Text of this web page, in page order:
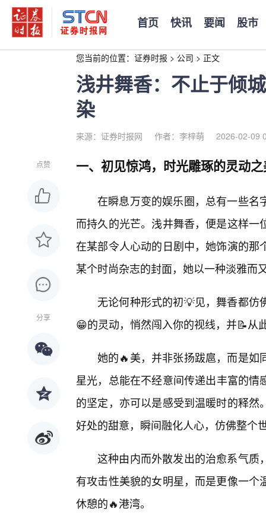
首页 快讯 要闻 股市
您当前的位置： 证券时报 > 公司 > 正文
浅井舞香：不止于倾
染
来源：证券时报网 作者：李梓萌 2026-02-09
点赞
分享
一、初见惊鸿，时光雕琢的灵动
在瞬息万变的娱乐圈，总有一些名
而持久的光芒。浅井舞香，便是这样
在某部令人心动的日剧中，她饰演的
某个时尚杂志的封面，她以一种淡雅而
无论何种形式的初💡见，舞香都
😁的灵动，悄然闯入你的视线，并📝从
她的🔥美，并非张扬跋扈，而是如
星光，总能在不经意间传递出丰富的
的坚定，亦可以是感受到温暖时的释
好处的甜意，瞬间融化人心，仿佛整个
这种由内而外散发出的治愈系气质
有攻击性美貌的女明星，而是更像一
休憩的🔥港湾。